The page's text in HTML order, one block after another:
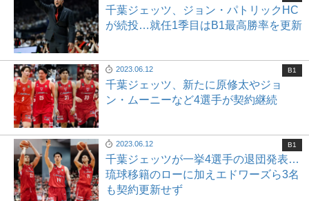
千葉ジェッツ、ジョン・パトリックHC
が続投…就任1季目はB1最高勝率を更新
2023.06.12
千葉ジェッツ、新たに原修太やジョ
ン・ムーニーなど4選手が契約継続
B1
2023.06.12
千葉ジェッツが一挙4選手の退団発表…
琉球移籍のローに加えエドワーズら3名
も契約更新せず
B1